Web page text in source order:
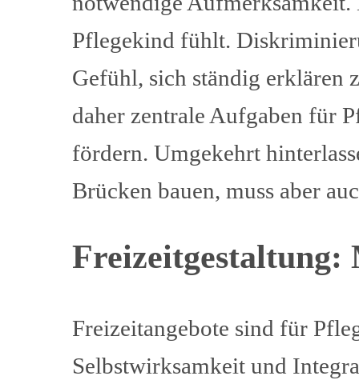
Pflegekind fühlt.
Gefühl, sich ständig erklären
daher zentrale Aufgaben für
fördern. Umgekehrt
Brücken bauen, muss aber
Freizeitgestaltung:
Freizeitangebote sind für
Selbstwirksamkeit und